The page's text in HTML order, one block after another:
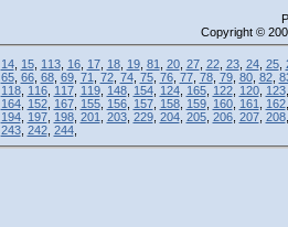
Copyright ©
14, 15, 113, 16, 17, 18, 19, 81 20, 27, 22, 23, 24, 25,
65, 66, 68, 69, 71 72, 74, 75, 76, 77, 78, 79, 80, 82,
118, 116, 117, 119, 148, 154, 124, 165, 122, 120, 123
164, 152, 167, 155, 156, 157, 158, 159, 160, 161 162
194, 197, 198, 201 203, 229, 204, 205, 206, 207, 208
243, 242, 244,